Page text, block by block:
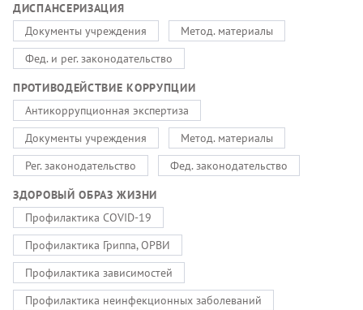
ДИСПАНСЕРИЗАЦИЯ
Документы учреждения
Метод. материалы
Фед. и рег. законодательство
ПРОТИВОДЕЙСТВИЕ КОРРУПЦИИ
Антикоррупционная экспертиза
Документы учреждения
Метод. материалы
Рег. законодательство
Фед. законодательство
ЗДОРОВЫЙ ОБРАЗ ЖИЗНИ
Профилактика COVID-19
Профилактика Гриппа, ОРВИ
Профилактика зависимостей
Профилактика неинфекционных заболеваний